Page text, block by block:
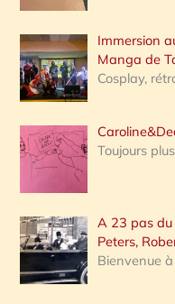
:
Immersion
Manga de
Cosplay,
Toujours
A 23 pas du
Peters,
Bienvenue